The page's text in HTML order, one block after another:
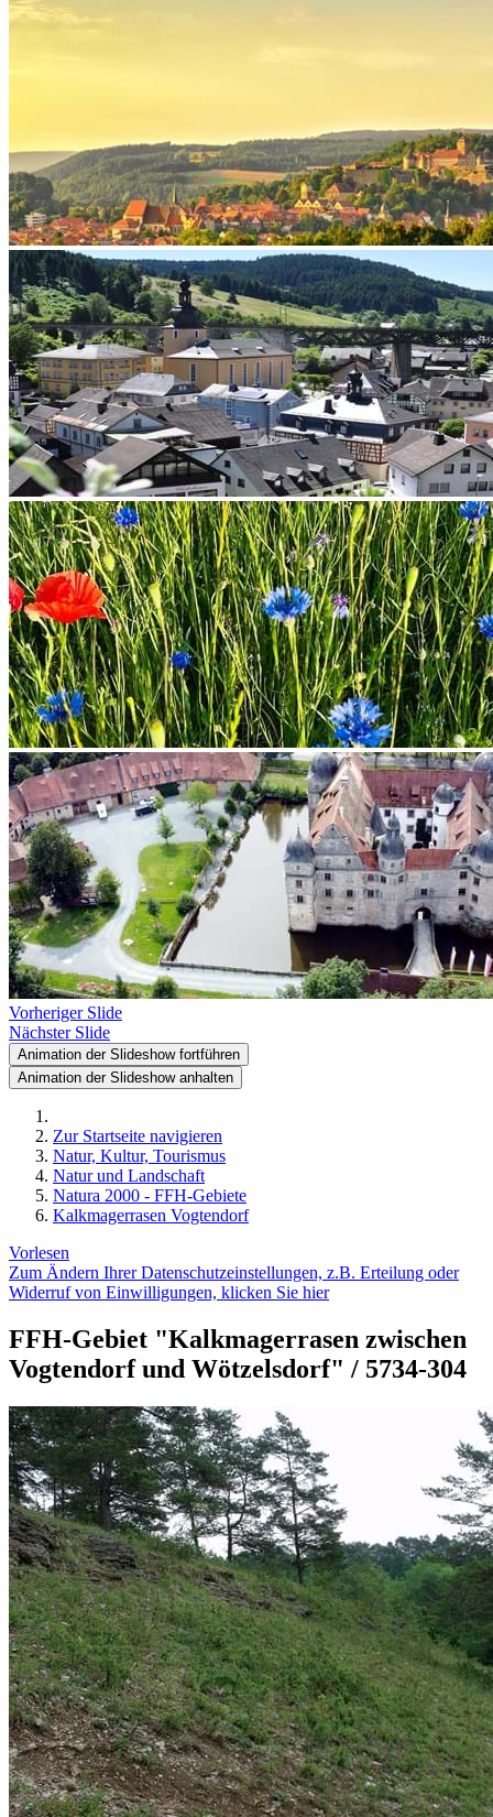
Vorheriger Slide
Nächster Slide
Animation der Slideshow fortführen
Animation der Slideshow anhalten
Zur Startseite navigieren
Natur, Kultur, Tourismus
Natur und Landschaft
Natura 2000 - FFH-Gebiete
Kalkmagerrasen Vogtendorf
Vorlesen
Zum Ändern Ihrer Datenschutzeinstellungen, z.B. Erteilung oder
Widerruf von Einwilligungen, klicken Sie hier
FFH-Gebiet "Kalkmagerrasen zwischen
Vogtendorf und Wötzelsdorf" / 5734-304